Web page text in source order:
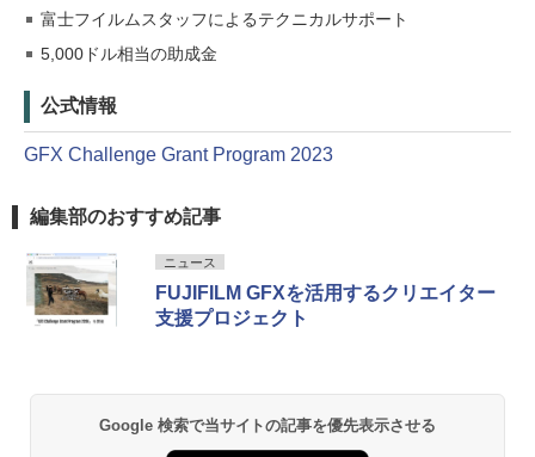
富士フイルムスタッフによるテクニカルサポート
5,000ドル相当の助成金
公式情報
GFX Challenge Grant Program 2023
編集部のおすすめ記事
ニュース
FUJIFILM GFXを活用するクリエイター
支援プロジェクト
Google 検索で当サイトの記事を優先表示させる